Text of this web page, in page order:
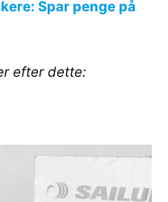
Spar penge på
efter dette: